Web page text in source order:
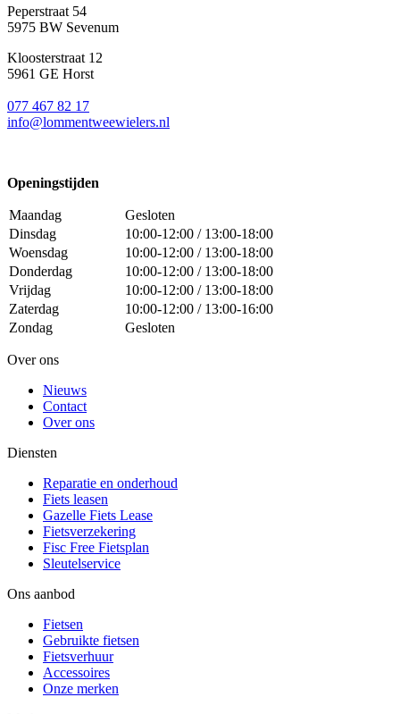
Peperstraat 54
5975 BW Sevenum
Kloosterstraat 12
5961 GE Horst
077 467 82 17
info@lommentweewielers.nl
Openingstijden
Maandag
Gesloten
Dinsdag
10:00-12:00 / 13:00-18:00
Woensdag
10:00-12:00 / 13:00-18:00
Donderdag
10:00-12:00 / 13:00-18:00
Vrijdag
10:00-12:00 / 13:00-18:00
Zaterdag
10:00-12:00 / 13:00-16:00
Zondag
Gesloten
Over ons
Nieuws
Contact
Over ons
Diensten
Reparatie en onderhoud
Fiets leasen
Gazelle Fiets Lease
Fietsverzekering
Fisc Free Fietsplan
Sleutelservice
Ons aanbod
Fietsen
Gebruikte fietsen
Fietsverhuur
Accessoires
Onze merken